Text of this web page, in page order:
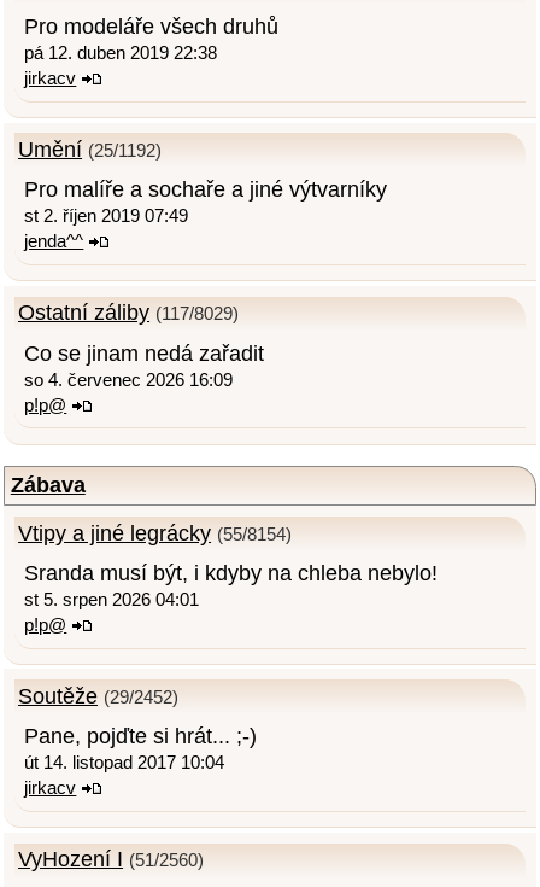
Pro modeláře všech druhů
pá 12. duben 2019 22:38
jirkacv
Umění (25/1192)
Pro malíře a sochaře a jiné výtvarníky
st 2. říjen 2019 07:49
jenda^^
Ostatní záliby (117/8029)
Co se jinam nedá zařadit
so 4. červenec 2026 16:09
p!p@
Zábava
Vtipy a jiné legrácky (55/8154)
Sranda musí být, i kdyby na chleba nebylo!
st 5. srpen 2026 04:01
p!p@
Soutěže (29/2452)
Pane, pojďte si hrát... ;-)
út 14. listopad 2017 10:04
jirkacv
VyHození I (51/2560)